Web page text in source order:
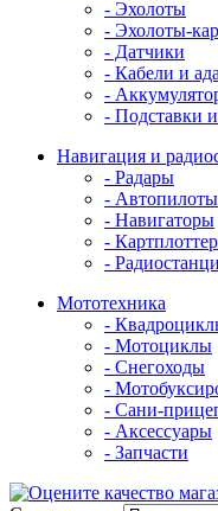
- Эхолоты
- Эхолоты-
- Датчики
- Кабели и
-
- Подставки
Навигация и
- Радары
- Автопилоты
- Навигаторы
-
-
Мототехника
-
- Мотоциклы
- Снегоходы
-
- Сани-
- Аксессуары
- Запчасти